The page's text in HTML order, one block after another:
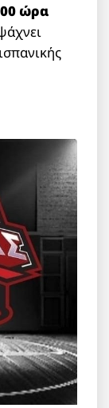
ώρα